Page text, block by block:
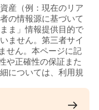
産（例：現在のリア
の情報源に基づいて
ま」情報提供目的で
ません。第三者サイ
せん。本ページに記
や正確性の保証また
については、利用規